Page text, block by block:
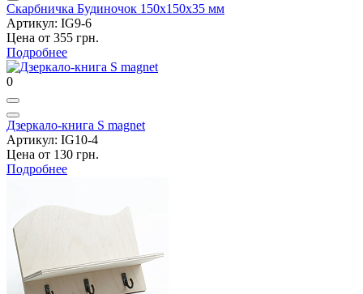
Скарбничка Будиночок 150х150х35 мм
Артикул: IG9-6
Цена от 355 грн.
Подробнее
0
Дзеркало-книга S magnet
Артикул: IG10-4
Цена от 130 грн.
Подробнее